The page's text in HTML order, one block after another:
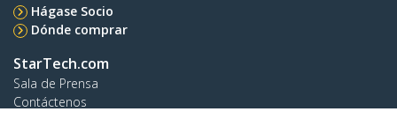
Hágase Socio
Dónde comprar
StarTech.com
Sala de Prensa
Contáctenos